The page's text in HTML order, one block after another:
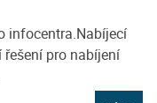
infocentra.Nabíjecí
řešení pro nabíjení